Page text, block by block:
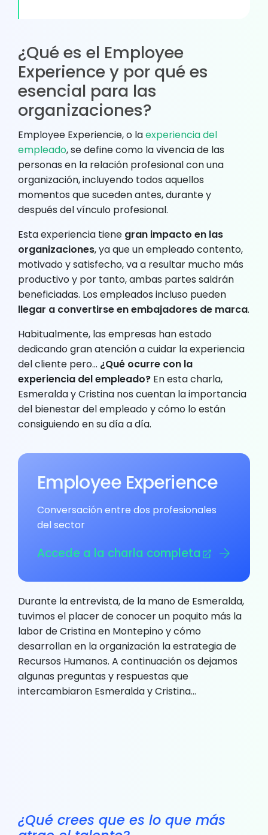
¿Qué es el Employee
Experience y por qué es
esencial para las
organizaciones?
Employee Experiencie, o laexperiencia del
empleado, se define como la vivencia de las
personas en la relación profesional con una
organización, incluyendo todos aquellos
momentos que suceden antes, durante y
después del vínculo profesional.
Esta experiencia tiene gran impacto en las
organizaciones, ya que un empleado contento,
motivado y satisfecho, va a resultar mucho más
productivo y por tanto, ambas partes saldrán
beneficiadas. Los empleados incluso pueden
llegar a convertirse en embajadores de marca.
Habitualmente, las empresas han estado
dedicando gran atención a cuidar la experiencia
del cliente pero… ¿Qué ocurre con la
experiencia del empleado? En esta charla,
Esmeralda y Cristina nos cuentan la importancia
del bienestar del empleado y cómo lo están
consiguiendo en su día a día.
Employee Experience
Conversación entre dos profesionales
del sector
Accede a la charla completa
Durante la entrevista, de la mano de Esmeralda,
tuvimos el placer de conocer un poquito más la
labor de Cristina en Montepino y cómo
desarrollan en la organización la estrategia de
Recursos Humanos. A continuación os dejamos
algunas preguntas y respuestas que
intercambiaron Esmeralda y Cristina…
¿Qué crees que es lo que más